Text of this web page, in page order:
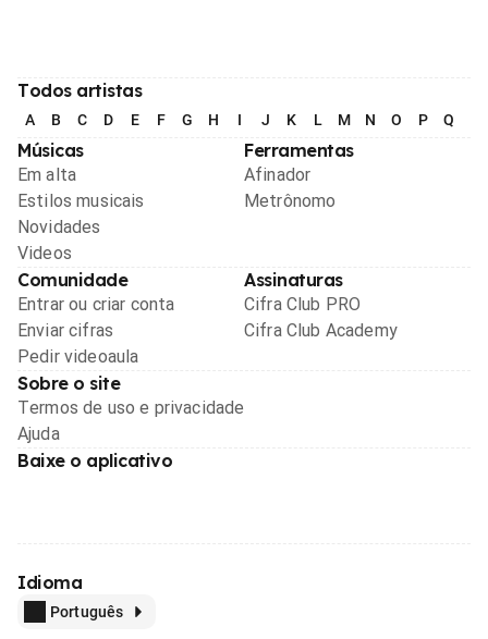
Todos artistas
A B C D E F G H I J K L M N O P Q
Músicas
Em alta
Estilos musicais
Novidades
Videos
Ferramentas
Afinador
Metrônomo
Comunidade
Entrar ou criar conta
Enviar cifras
Pedir videoaula
Assinaturas
Cifra Club PRO
Cifra Club Academy
Sobre o site
Termos de uso e privacidade
Ajuda
Baixe o aplicativo
Idioma
Português